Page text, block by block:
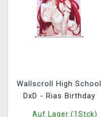
Wallscroll High School
DxD - Rias Birthday
Auf Lager (1Stck)